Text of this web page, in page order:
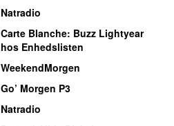
Natradio
Carte Blanche: Buzz Lightyear
hos Enhedslisten
WeekendMorgen
Go’ Morgen P3
Natradio